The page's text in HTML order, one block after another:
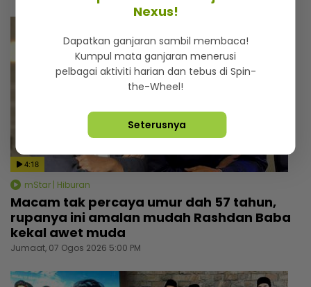
4:18
mStar | Hiburan
Macam tak percaya umur dah 57 tahun,
rupanya ini amalan mudah Rashdan Baba
kekal awet muda
Jumaat, 07 Ogos 2026 5:00 PM
Nexus!
Dapatkan ganjaran sambil membaca!
Kumpul mata ganjaran menerusi
pelbagai aktiviti harian dan tebus di Spin-
the-Wheel!
Seterusnya